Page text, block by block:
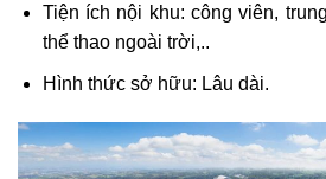
Tiện ích nội khu: công viên,
thể thao ngoài trời,..
Hình thức sở hữu: Lâu dài.